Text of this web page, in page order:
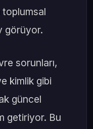
toplumsal
görüyor.
sorunları,
kimlik gibi
güncel
getiriyor. Bu